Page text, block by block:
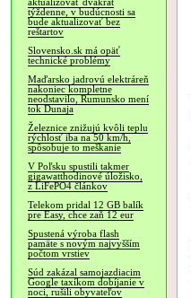
aktualizovať dvakrát
týždenne, v budúcnosti sa
bude aktualizovať bez
reštartov
Slovensko.sk má opäť
technické problémy
Maďarsko jadrovú elektráreň
nakoniec kompletne
neodstavilo, Rumunsko mení
tok Dunaja
Železnice znižujú kvôli teplu
rýchlosť iba na 50 km/h,
spôsobuje to meškanie
V Poľsku spustili takmer
gigawatthodinové úložisko,
z LiFePO4 článkov
Telekom pridal 12 GB balík
pre Easy, chce zaň 12 eur
Spustená výroba flash
pamäte s novým najvyšším
počtom vrstiev
Súd zakázal samojazdiacim
Google taxíkom dobíjanie v
noci, rušili obyvateľov